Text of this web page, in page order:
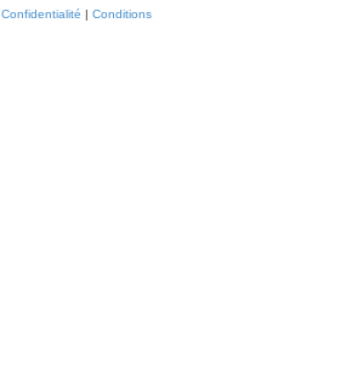
Confidentialité | Conditions